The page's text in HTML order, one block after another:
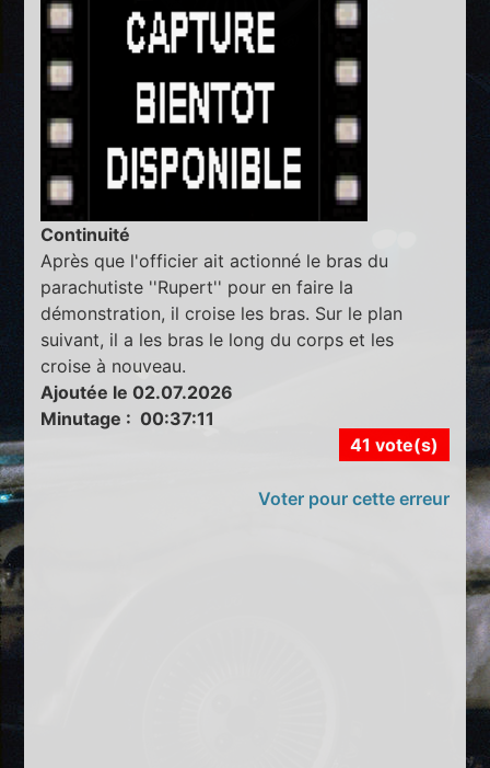
Continuité
Après que l'officier ait actionné le bras du
parachutiste ''Rupert'' pour en faire la
démonstration, il croise les bras. Sur le plan
suivant, il a les bras le long du corps et les
croise à nouveau.
Ajoutée le 02.07.2026
Minutage : 00:37:11
41 vote(s)
Voter pour cette erreur